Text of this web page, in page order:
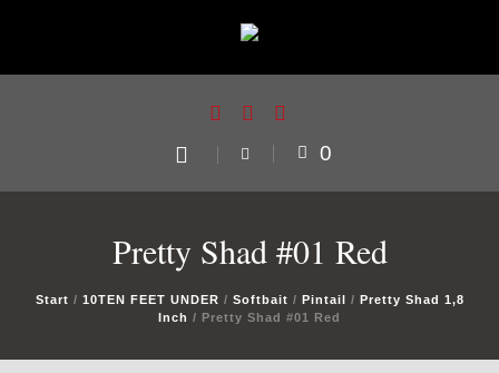
0
Pretty Shad #01 Red
Start / 10TEN FEET UNDER / Softbait / Pintail / Pretty Shad 1,8
Inch / Pretty Shad #01 Red